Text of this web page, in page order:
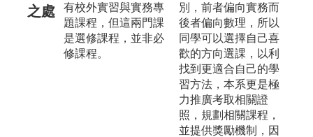
之處
有校外實習與實務專
題課程，但這兩門課
是選修課程，並非必
修課程。
別，前者偏向實務而
後者偏向數理，所以
同學可以選擇自己喜
歡的方向選課，以利
找到更適合自己的學
習方法，本系更是極
力推廣考取相關證
照，規劃相關課程，
並提供獎勵機制，因